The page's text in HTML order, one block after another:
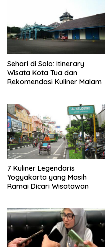
Sehari di Solo: Itinerary
Wisata Kota Tua dan
Rekomendasi Kuliner Malam
7 Kuliner Legendaris
Yogyakarta yang Masih
Ramai Dicari Wisatawan